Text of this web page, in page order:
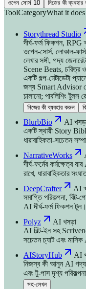
ওপেন সোর্স 10 নিজের কী
ToolCategoryWhat it does
Storythread Studio
দীর্ঘ-ফর্ম ফিকশন, RPG
ওপেন-সোর্স, লোকাল-
লেখার সঙ্গী, গদ্য
Scene Beats, চরিত্র ও
একটি গল্প-মেটাডেটা
জন্য Smart Advisor
চালানো; পাবলিশিং টুলস
নিজের কী ব্যবহার করুন
BlurbBio
AI
একটি স্থায়ী Story
ধারাবাহিকতা-সচেতন
NarrativeWorks
দীর্ঘ-ফর্মের
রাখে, ধারাবাহিকতার
DeepCrafter
AI
সমাপ্তি পরিকল্পনা,
AI দীর্ঘ-ফর্ম ফিকশন টুল।
Polyz
AI খসড়া
AI বিল্ট-ইন সহ
সচেতন চ্যাট এবং
AIStoryHub
AI
নিজস্ব কী আনুন AI গদ্য
এবং টু-পাস দৃশ্য
সহ-লেখন